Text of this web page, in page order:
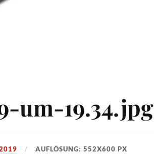
um-19.34.jpg
AUFLÖSUNG: 552X600 PX